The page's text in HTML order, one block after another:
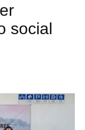
social